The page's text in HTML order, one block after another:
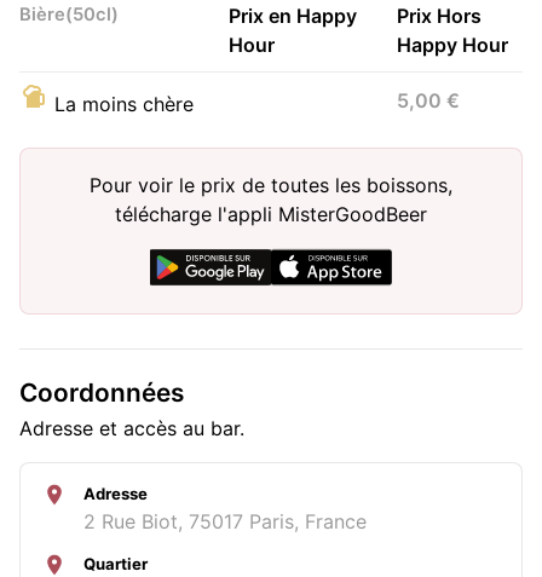
Bière(50cl)
Prix en Happy
Hour
Prix Hors
Happy Hour
La moins chère 5,00 €
Pour voir le prix de toutes les boissons,
télécharge l'appli MisterGoodBeer
Coordonnées
Adresse et accès au bar.
Adresse
2 Rue Biot, 75017 Paris, France
Quartier